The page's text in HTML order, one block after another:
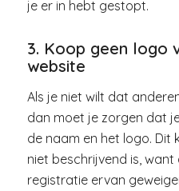
je er in hebt gestopt.
3. Koop geen logo
website
Als je niet wilt dat
dan moet je zorgen dat
de naam en het logo. Dit
niet beschrijvend is,
registratie ervan